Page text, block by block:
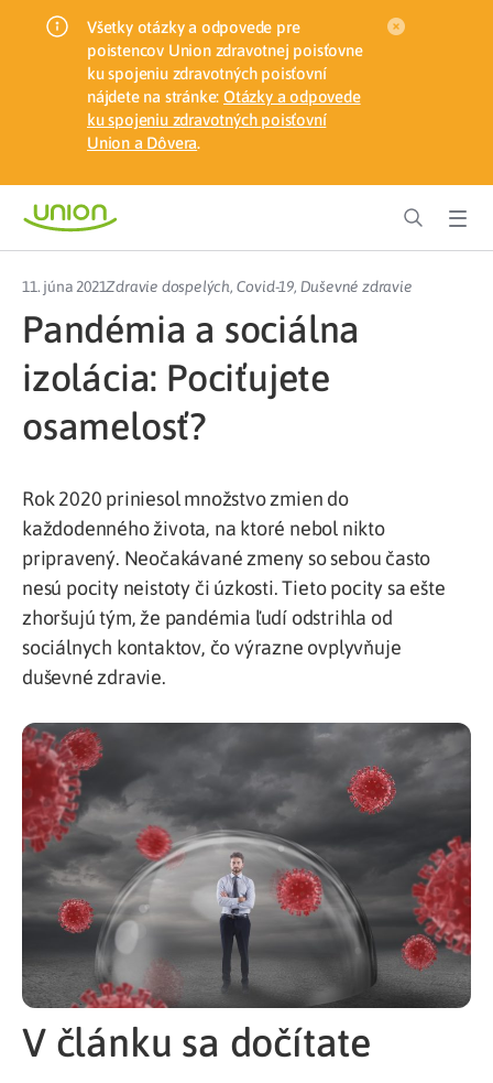
Všetky otázky a odpovede pre
poistencov Union zdravotnej poisťovne
ku spojeniu zdravotných poisťovní
nájdete na stránke: Otázky a odpovede
ku spojeniu zdravotných poisťovní
Union a Dôvera.
11. júna 2021Zdravie dospelých, Covid-19, Duševné zdravie
Pandémia a sociálna
izolácia: Pociťujete
osamelosť?
Rok 2020 priniesol množstvo zmien do
každodenného života, na ktoré nebol nikto
pripravený. Neočakávané zmeny so sebou často
nesú pocity neistoty či úzkosti. Tieto pocity sa ešte
zhoršujú tým, že pandémia ľudí odstrihla od
sociálnych kontaktov, čo výrazne ovplyvňuje
duševné zdravie.
V článku sa dočítate